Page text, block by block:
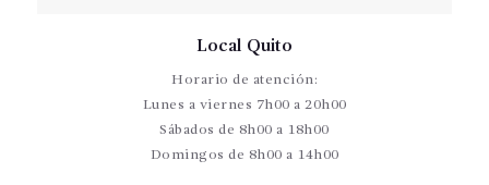
Local Quito
Horario de atención:
Lunes a viernes 7h00 a 20h00
Sábados de 8h00 a 18h00
Domingos de 8h00 a 14h00